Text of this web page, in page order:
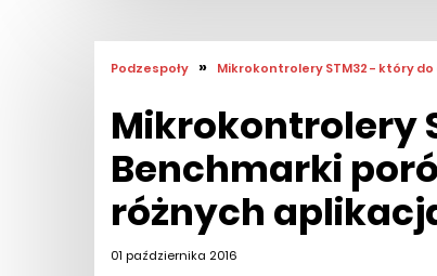
Podzespoły » Mikrokontrolery STM32 - który
Mikrokontrolery
Benchmarki
różnych
01 października 2016